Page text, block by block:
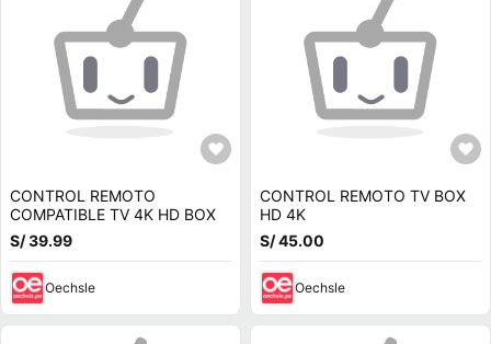
CONTROL REMOTO
COMPATIBLE TV 4K HD BOX
S/ 39.99
Oechsle
CONTROL REMOTO TV BOX
HD 4K
S/ 45.00
Oechsle